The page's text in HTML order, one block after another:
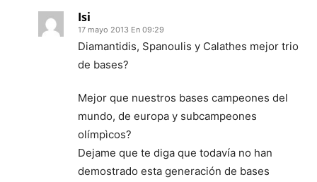
Isi
17 mayo 2013 En 09:29
Diamantidis, Spanoulis y Calathes mejor trio
de bases?
Mejor que nuestros bases campeones del
mundo, de europa y subcampeones
olímpìcos?
Dejame que te diga que todavía no han
demostrado esta generación de bases